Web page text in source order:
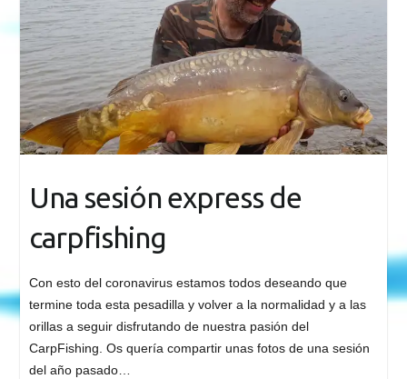
Una sesión express de
carpfishing
Con esto del coronavirus estamos todos deseando que
termine toda esta pesadilla y volver a la normalidad y a las
orillas a seguir disfrutando de nuestra pasión del
CarpFishing. Os quería compartir unas fotos de una sesión
del año pasado…